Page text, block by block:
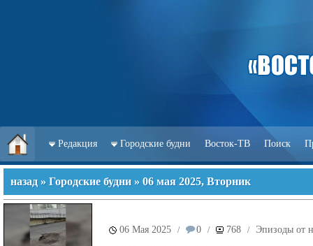
Редакция Городские будни Восток-ТВ Поиск
назад » Городские будни » 06 мая 2025, Вторник
06 Мая 2025 / 0 / 768 / Эпизоды от